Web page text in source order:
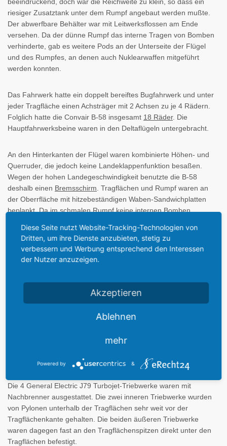
riesiger Zusatztank unter dem Rumpf angebaut werden mußte.
Der abwerfbare Behälter war mit Leitwerksflossen am Ende
versehen. Da der dünne Rumpf das interne Tragen von Bomben
verhinderte, gab es weitere Pods an der Unterseite der Flügel
und des Rumpfes, an denen auch Nuklearwaffen mitgeführt
werden konnten.
Das Fahrwerk hatte ein doppelt bereiftes Bugfahrwerk und unter
jeder Tragfläche einen Achsträger mit 2 Achsen zu je 4 Rädern.
Folglich hatte die Convair B-58 insgesamt 18 Räder. Die
Hauptfahrwerksbeine waren in den Deltaflügeln untergebracht.
An den Hinterkanten der Flügel waren kombinierte Höhen- und
Querruder, die jedoch keine Landeklappenfunktion besaßen.
Wegen der hohen Landegeschwindigkeit benutzte die B-58
deshalb einen Bremsschirm . Tragflächen und Rumpf waren an
der Oberrfläche mit hitzebeständigen Waben-Sandwichplatten
beplankt. Da im schmalen Rumpf keine internen Bomben
Rumpf angebracht, an denen auch Nuklearwaffen mitgeführt
werden konnten.
Türen vorhandensind. Die dreiköpfige Besatzung musste durch
eine nach oben zu öffnende Klappe über dem Cockpit einsteigen.
Die dreiköpfige Besatzung saß in Tandemanordnung im schmalen
Rumpf ("Wespentaille"). Jeder Sitz befand sich dabei in einer
vorne sitzende Pilot über Fenster. Die B-58 war das erste
zahlreichen Baugruppen zusammenfasste.
Die 4 General Electric J79 Turbojet-Triebwerke waren mit
Nachbrenner ausgestattet. Die zwei inneren Triebwerke wurden
von Pylonen unterhalb der Tragflächen sehr weit vor der
Tragflächenkante gehalten. Die beiden äußeren Triebwerke
waren dagegen fast an den Tragflächenspitzen direkt unter den
Tragflächen befestigt.
Diese Seite nutzt Website-Tracking-Technologien von
Dritten, um ihre Dienste anzubieten, stetig zu
verbessern und Werbung entsprechend den Interessen
der Nutzer anzuzeigen.
Akzeptieren
Ablehnen
mehr
Powered by &